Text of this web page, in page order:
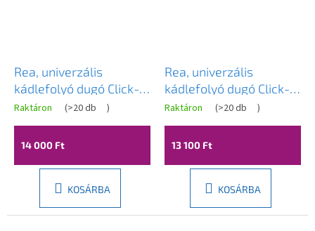
Rea, univerzális
kádlefolyó dugó Click-
Clack 6cm, túlfolyó
nélkül, fényes arany,
REA-W2015
Raktáron (>20 db )
14 000 Ft
KOSÁRBA
Rea, univerzális
kádlefolyó dugó Click-
Clack típus 6cm,
túlfolyó nélkül, matt
fekete, REA-W2014
Raktáron (>20 db )
13 100 Ft
KOSÁRBA